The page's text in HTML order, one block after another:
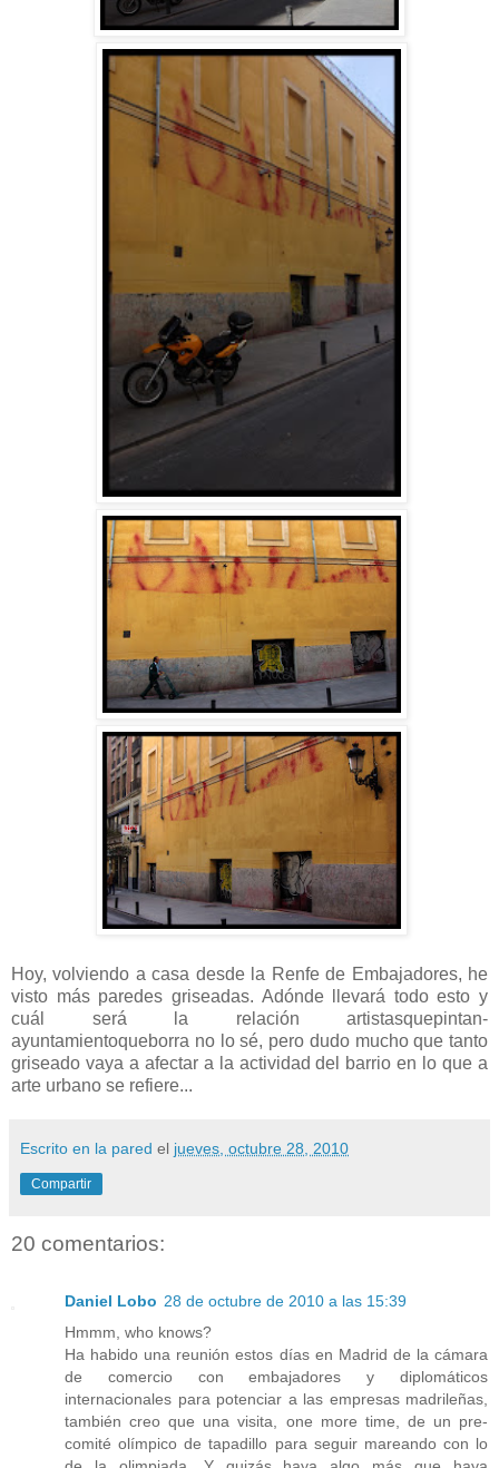
Hoy, volviendo a casa desde la Renfe de Embajadores, he
visto más paredes griseadas. Adónde llevará todo esto y
cuál será la relación artistasquepintan-
ayuntamientoqueborra no lo sé, pero dudo mucho que tanto
griseado vaya a afectar a la actividad del barrio en lo que a
arte urbano se refiere...
Escrito en la pared el jueves, octubre 28, 2010
Compartir
20 comentarios:
Daniel Lobo 28 de octubre de 2010 a las 15:39
Hmmm, who knows?
Ha habido una reunión estos días en Madrid de la cámara
de comercio con embajadores y diplomáticos
internacionales para potenciar a las empresas madrileñas,
también creo que una visita, one more time, de un pre-
comité olímpico de tapadillo para seguir mareando con lo